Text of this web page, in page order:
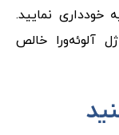
نمایید.
آلوئه‌ورا خالص